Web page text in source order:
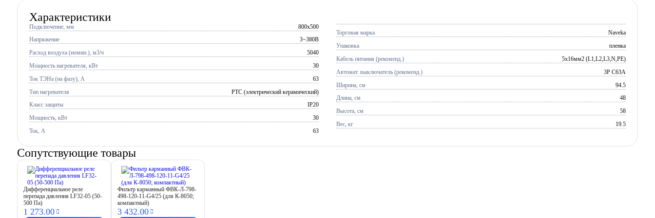
Характеристики
Подключение, мм 800x500
Напряжение 3~380В
Расход воздуха (номин.), м3/ч 5040
Мощность нагревателя, кВт 30
Ток ТЭНа (на фазу), А 63
Тип нагревателя PTC (электрический керамический)
Класс защиты IP20
Мощность, кВт 30
Ток, A 63
Торговая марка Naveka
Упаковка пленка
Кабель питания (рекоменд.) 5х16мм2 (L1,L2,L3,N,PE)
Автомат. выключатель (рекоменд.) 3P C63A
Ширина, см 94.5
Длина, см 48
Высота, см 58
Вес, кг 19.5
Сопутствующие товары
Дифференциальное реле
перепада давления LF32-05 (50-
500 Па)
1 273.00
Фильтр карманный ФВК-Л-798-
498-120-11-G4/25 (для К-8050;
компактный)
3 432.00